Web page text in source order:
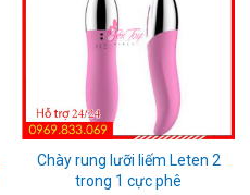
Chày rung lưỡi liếm Leten 2
trong 1 cực phê